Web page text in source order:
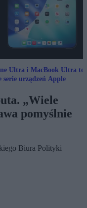
Ultra i MacBook Ultra to
serie urządzeń Apple
„Wiele
pomyślnie
Biura Polityki